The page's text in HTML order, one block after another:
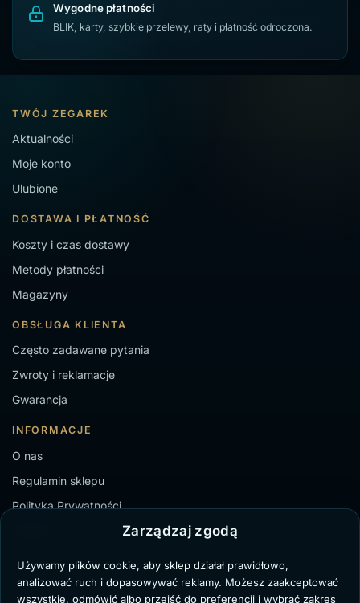
Zarządzaj zgodą
Używamy plików cookie, aby sklep działał prawidłowo,
analizować ruch i dopasowywać reklamy. Możesz zaakceptować
wszystkie, odmówić albo przejść do preferencji i wybrać zakres
Wygodne płatności
BLIK, karty, szybkie przelewy, raty i płatność odroczona.
TWÓJ ZEGAREK
Aktualności
Moje konto
Ulubione
DOSTAWA I PŁATNOŚĆ
Koszty i czas dostawy
Metody płatności
Magazyny
OBSŁUGA KLIENTA
Często zadawane pytania
Zwroty i reklamacje
Gwarancja
INFORMACJE
O nas
Regulamin sklepu
Polityka Prywatności